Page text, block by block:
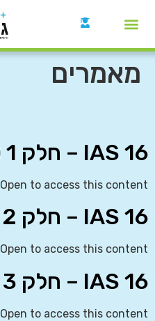
מאמרים
IAS 16 – חלק 1 (הכרת התקן)
Open to access this content
IAS 16 – חלק 2 (הכרת התקן)
Open to access this content
IAS 16 – חלק 3 (הכרת התקן)
Open to access this content